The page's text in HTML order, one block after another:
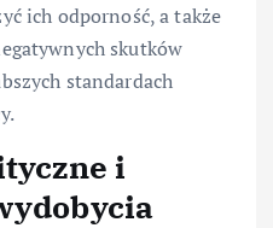
ich odporność, a także
skutków
standardach
i